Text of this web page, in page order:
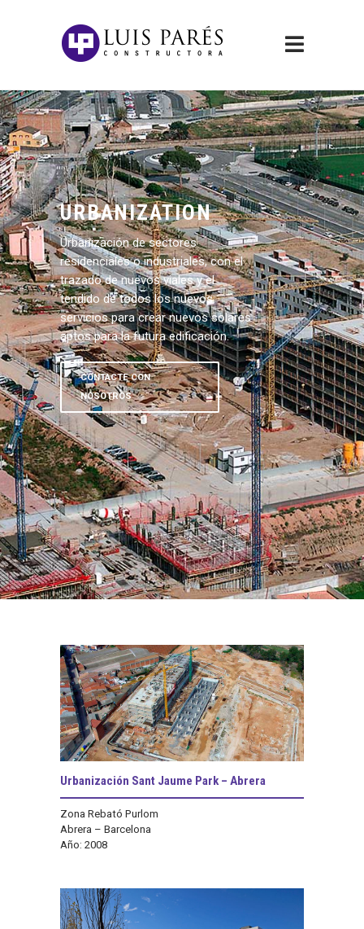
URBANIZATION
Urbanización de sectores
residenciales o industriales, con el
trazado de nuevos viales y el
tendido de todos los nuevos
servicios para crear nuevos solares
aptos para la futura edificación.
CONTACTE CON
NOSOTROS
Urbanización Sant Jaume Park – Abrera
Zona Rebató Purlom
Abrera – Barcelona
Año: 2008